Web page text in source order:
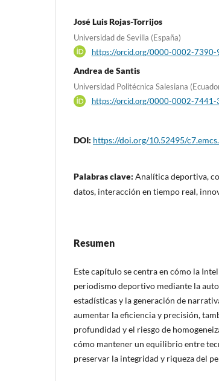
José Luis Rojas-Torrijos
Universidad de Sevilla (España)
https://orcid.org/0000-0002-7390-
Andrea de Santis
Universidad Politécnica Salesiana
https://orcid.org/0000-0002-7441-
DOI: https://doi.org/10.52495/
Palabras clave: Analítica deportiva,
datos, interacción en tiempo real,
Resumen
Este capítulo se centra en cómo la
periodismo deportivo mediante la
estadísticas y la generación de
aumentar la eficiencia y precisión,
profundidad y el riesgo de
cómo mantener un equilibrio entre
preservar la integridad y riqueza del